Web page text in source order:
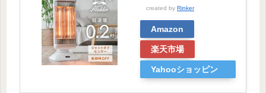
created by Rinker
Amazon
楽天市場
Yahooショッピン